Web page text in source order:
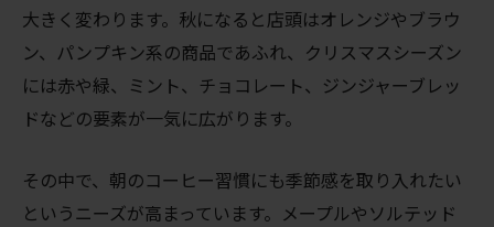
大きく変わります。秋になると店頭はオレンジやブラウ
ン、パンプキン系の商品であふれ、クリスマスシーズン
には赤や緑、ミント、チョコレート、ジンジャーブレッ
ドなどの要素が一気に広がります。
その中で、朝のコーヒー習慣にも季節感を取り入れたい
というニーズが高まっています。メープルやソルテッド